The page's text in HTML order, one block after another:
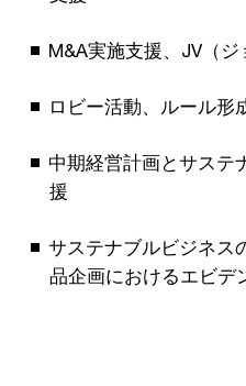
M&A実施支援、JV（
ロビー活動、ルール形
中期経営計画とサステ
援
サステナブルビジネス
品企画におけるエビデ